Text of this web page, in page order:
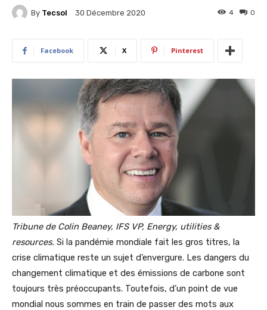
By Tecsol 30 Décembre 2020 0
4
Facebook X Pinterest
Tribune de Colin Beaney, IFS VP, Energy, utilities &
resources. Si la pandémie mondiale fait les gros titres, la
crise climatique reste un sujet d’envergure. Les dangers du
changement climatique et des émissions de carbone sont
toujours très préoccupants. Toutefois, d’un point de vue
mondial nous sommes en train de passer des mots aux